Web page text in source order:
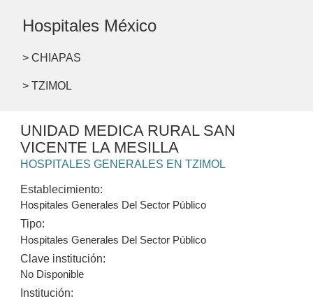
Hospitales México
> CHIAPAS
> TZIMOL
UNIDAD MEDICA RURAL SAN
VICENTE LA MESILLA
HOSPITALES GENERALES EN TZIMOL
Establecimiento:
Hospitales Generales Del Sector Público
Tipo:
Hospitales Generales Del Sector Público
Clave institución:
No Disponible
Institución: